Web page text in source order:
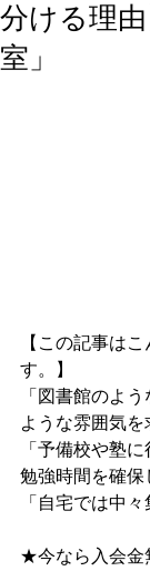
分ける理
室」
【この記事は
す。】
「図書館のよ
ような雰囲気を
「予備校や塾
勉強時間を確保
「自宅では中
★今なら入会金